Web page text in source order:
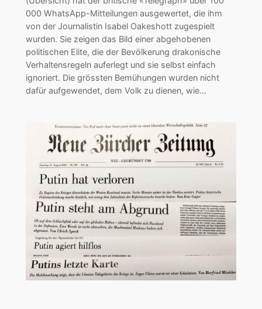
000 WhatsApp-Mitteilungen ausgewertet, die ihm
von der Journalistin Isabel Oakeshott zugespielt
wurden. Sie zeigen das Bild einer abgehobenen
politischen Elite, die der Bevölkerung drakonische
Verhaltensregeln auferlegt und sie selbst einfach
ignoriert. Die grössten Bemühungen wurden nicht
dafür aufgewendet, dem Volk zu dienen, wie…